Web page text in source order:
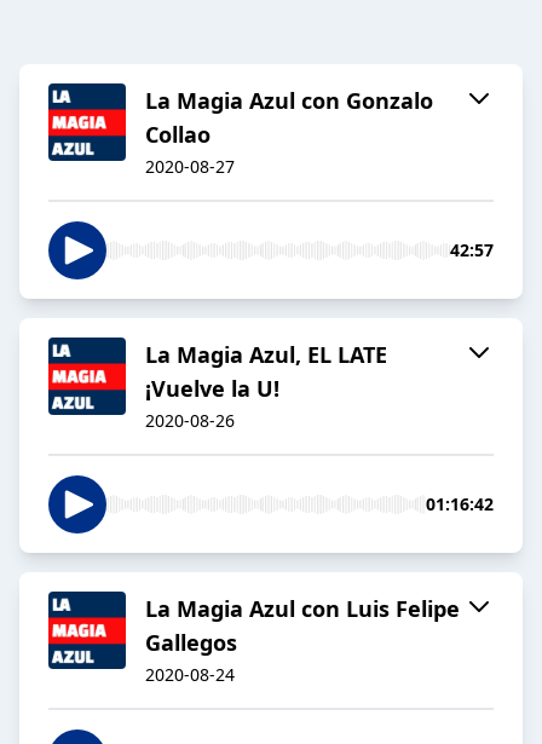
La Magia Azul con Gonzalo
Collao
2020-08-27
42:57
La Magia Azul, EL LATE
¡Vuelve la U!
2020-08-26
01:16:42
La Magia Azul con Luis Felipe
Gallegos
2020-08-24